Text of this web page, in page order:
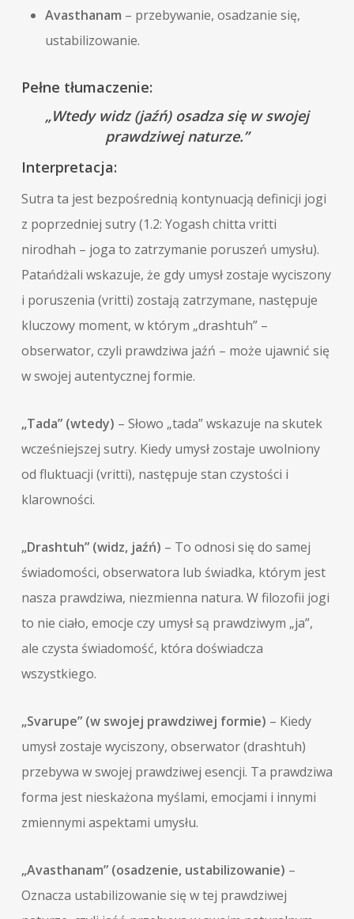
Avasthanam – przebywanie, osadzanie się,
ustabilizowanie.
Pełne tłumaczenie:
„Wtedy widz (jaźń) osadza się w swojej
prawdziwej naturze.”
Interpretacja:
Sutra ta jest bezpośrednią kontynuacją definicji jogi
z poprzedniej sutry (1.2: Yogash chitta vritti
nirodhah – joga to zatrzymanie poruszeń umysłu).
Patańdżali wskazuje, że gdy umysł zostaje wyciszony
i poruszenia (vritti) zostają zatrzymane, następuje
kluczowy moment, w którym „drashtuh” –
obserwator, czyli prawdziwa jaźń – może ujawnić się
w swojej autentycznej formie.
„Tada” (wtedy) – Słowo „tada” wskazuje na skutek
wcześniejszej sutry. Kiedy umysł zostaje uwolniony
od fluktuacji (vritti), następuje stan czystości i
klarowności.
„Drashtuh” (widz, jaźń) – To odnosi się do samej
świadomości, obserwatora lub świadka, którym jest
nasza prawdziwa, niezmienna natura. W filozofii jogi
to nie ciało, emocje czy umysł są prawdziwym „ja”,
ale czysta świadomość, która doświadcza
wszystkiego.
„Svarupe” (w swojej prawdziwej formie) – Kiedy
umysł zostaje wyciszony, obserwator (drashtuh)
przebywa w swojej prawdziwej esencji. Ta prawdziwa
forma jest nieskażona myślami, emocjami i innymi
zmiennymi aspektami umysłu.
„Avasthanam” (osadzenie, ustabilizowanie) –
Oznacza ustabilizowanie się w tej prawdziwej